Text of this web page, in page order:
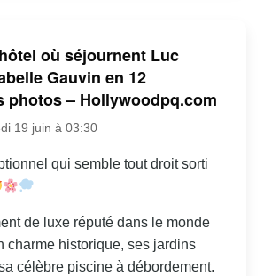
où séjournent Luc
Gauvin en 12
photos – Hollywoodpq.com
19 juin à 03:30
qui semble tout droit sorti
de luxe réputé dans le monde
charme historique, ses jardins
célèbre piscine à débordement.